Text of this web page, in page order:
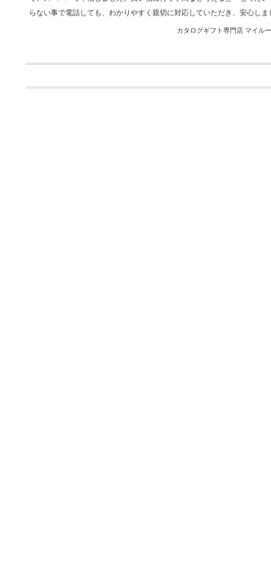
らない事で電話しても、わかりやすく親切に対応していただき、安心しま
カタログギフト専門店 マイ